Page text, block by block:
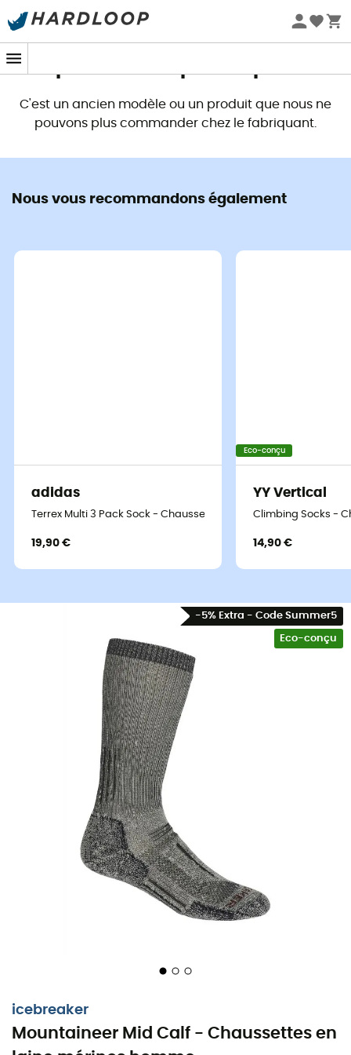
Promos d'été 🔥 -5 % EXTRA dès 2 produits* code Summer5
C'est un ancien modèle ou un produit que nous ne
pouvons plus commander chez le fabriquant.
Nous vous recommandons également
adidas
Terrex Multi 3 Pack Sock - Chaussettes randonnée
19,90 €
Eco-conçu
YY Vertical
Climbing Socks -
14,90 €
-5% Extra - Code Summer5
Eco-conçu
icebreaker
Mountaineer Mid Calf - Chaussettes en
Chaussettes mérinos Mountaineer :
Atteignez de nouveaux sommets en